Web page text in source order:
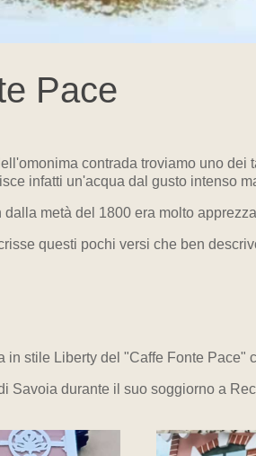
Pace
contrada troviamo uno
infatti un'acqua dal gusto intenso
metà del 1800 era molto
questi pochi versi che ben
in stile Liberty del "Caffe Fonte
Savoia durante il suo soggiorno a